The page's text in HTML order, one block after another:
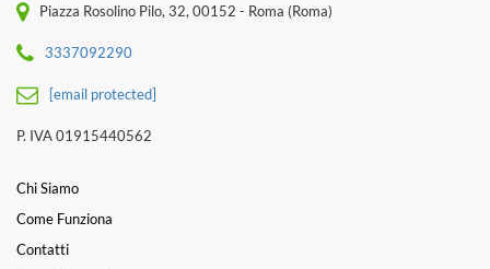
Piazza Rosolino Pilo, 32, 00152 - Roma (Roma)
3337092290
[email protected]
P. IVA 01915440562
Chi Siamo
Come Funziona
Contatti